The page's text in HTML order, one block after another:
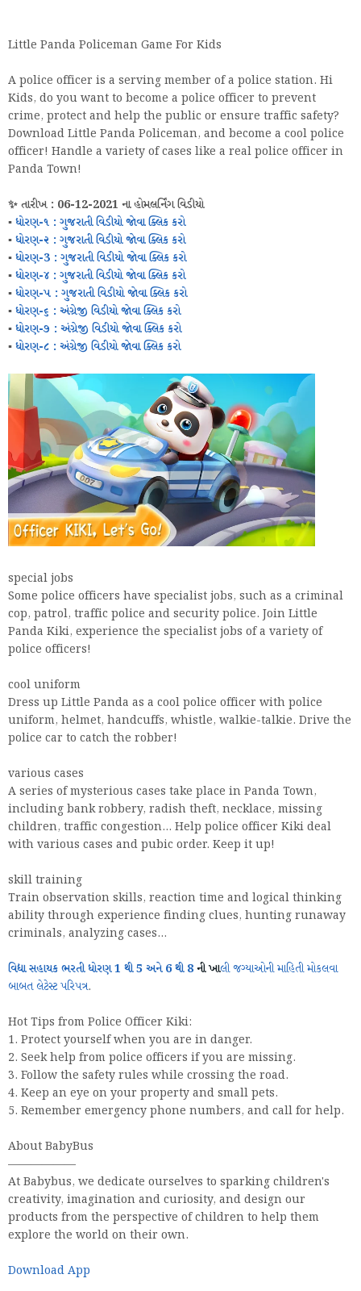
Little Panda Policeman Game For Kids
A police officer is a serving member of a police station. Hi
Kids, do you want to become a police officer to prevent
crime, protect and help the public or ensure traffic safety?
Download Little Panda Policeman, and become a cool police
officer! Handle a variety of cases like a real police officer in
Panda Town!
✨ તારીખ : 06-12-2021 ના હોમલર્નિંગ વિડીયો
▪️ ધોરણ-૧ : ગુજરાતી વિડીયો જોવા ક્લિક કરો
▪️ ધોરણ-૨ : ગુજરાતીવિડીયો જોવા ક્લિક કરો
▪️ ધોરણ-3 : ગુજરાતીવિડીયો જોવા ક્લિક કરો
▪️ ધોરણ-૪ : ગુજરાતીવિડીયો જોવા ક્લિક કરો
▪️ ધોરણ-૫ : ગુજરાતીવિડીયો જોવા ક્લિક કરો
▪️ ધોરણ-૬ : અંગ્રેજી વિડીયો જોવા ક્લિક કરો
▪️ ધોરણ-૭ : અંગ્રેજી વિડીયો જોવા ક્લિક કરો
▪️ ધોરણ-૮ : અંગ્રેજી વિડીયો જોવા ક્લિક કરો
special jobs
Some police officers have specialist jobs, such as a criminal
cop, patrol, traffic police and security police. Join Little
Panda Kiki, experience the specialist jobs of a variety of
police officers!
cool uniform
Dress up Little Panda as a cool police officer with police
uniform, helmet, handcuffs, whistle, walkie-talkie. Drive the
police car to catch the robber!
various cases
A series of mysterious cases take place in Panda Town,
including bank robbery, radish theft, necklace, missing
children, traffic congestion... Help police officer Kiki deal
with various cases and pubic order. Keep it up!
skill training
Train observation skills, reaction time and logical thinking
ability through experience finding clues, hunting runaway
criminals, analyzing cases...
વિદ્યા સહાયક ભરતી ધોરણ 1 થી 5 અને 6 થી 8ની ખાલી જગ્યાઓની માહિતી મોકલવા
બાબત લેટેસ્ટ પરિપત્ર.
Hot Tips from Police Officer Kiki:
1. Protect yourself when you are in danger.
2. Seek help from police officers if you are missing.
3. Follow the safety rules while crossing the road.
4. Keep an eye on your property and small pets.
5. Remember emergency phone numbers, and call for help.
About BabyBus
——————
At Babybus, we dedicate ourselves to sparking children's
creativity, imagination and curiosity, and design our
products from the perspective of children to help them
explore the world on their own.
Download App